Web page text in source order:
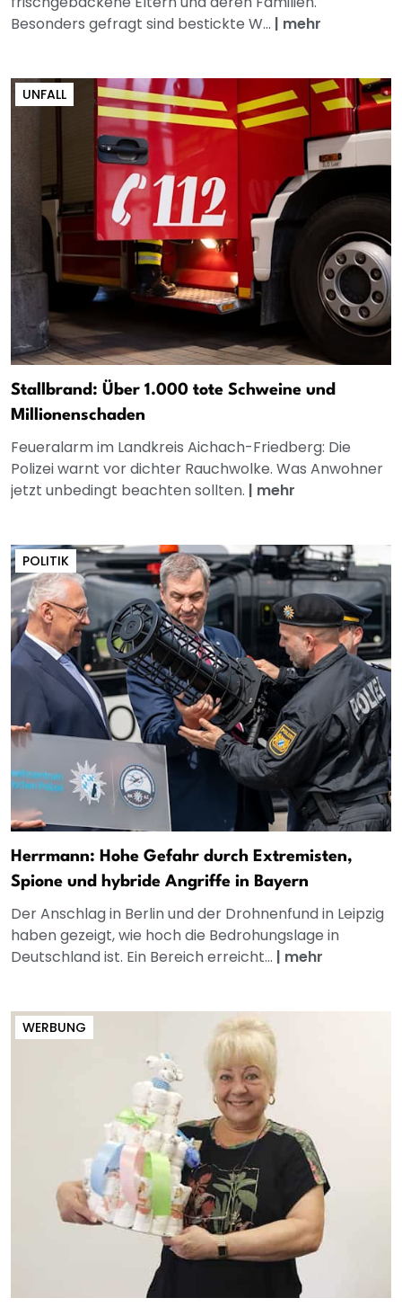
Besonders gefragt sind bestickte W... | mehr
UNFALL
Stallbrand: Über 1.000 tote Schweine und
Millionenschaden
Feueralarm im Landkreis Aichach-Friedberg: Die
Polizei warnt vor dichter Rauchwolke. Was Anwohner
jetzt unbedingt beachten sollten. | mehr
POLITIK
Herrmann: Hohe Gefahr durch Extremisten,
Spione und hybride Angriffe in Bayern
Der Anschlag in Berlin und der Drohnenfund in Leipzig
haben gezeigt, wie hoch die Bedrohungslage in
Deutschland ist. Ein Bereich erreicht... | mehr
WERBUNG